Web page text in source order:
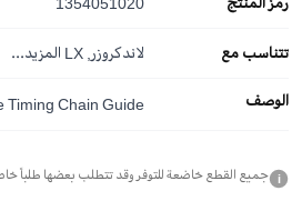
تتناسب مع لاندكروزر, LX المزيد...
الوصف Timing Chain Guide
i جميع القطع خاضعة للتوفر وقد تتطلب بعضها طلباً